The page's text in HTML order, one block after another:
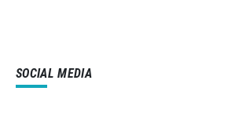
SOCIAL MEDIA